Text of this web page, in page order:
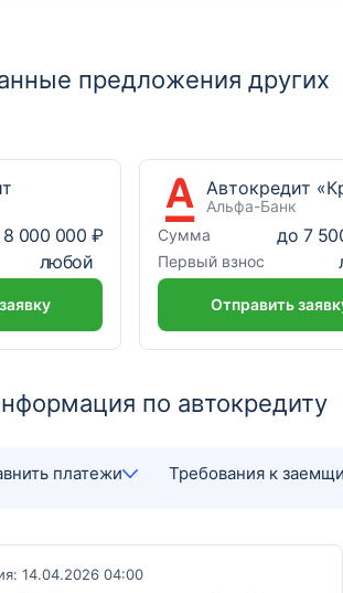
предложения других
8 000 000 ₽
любой
Альфа-Банк
Сумма
до 7
Первый взнос
Отправить
по автокредиту
платежи Требования к
14.04.2026 04:00